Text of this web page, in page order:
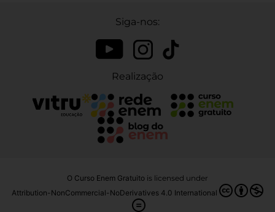
Siga-nos:
Realização
O Curso Enem Gratuito is licensed under
Attribution-NonCommercial-NoDerivatives 4.0 International